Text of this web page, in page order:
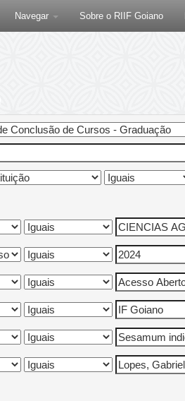
Navegar Sobre o RIIF Goiano